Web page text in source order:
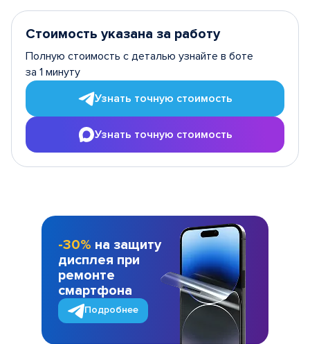
Стоимость указана за работу
Полную стоимость с деталью узнайте в боте
за 1 минуту
Узнать точную стоимость
Узнать точную стоимость
-30% на защиту
дисплея при
ремонте
смартфона
Подробнее